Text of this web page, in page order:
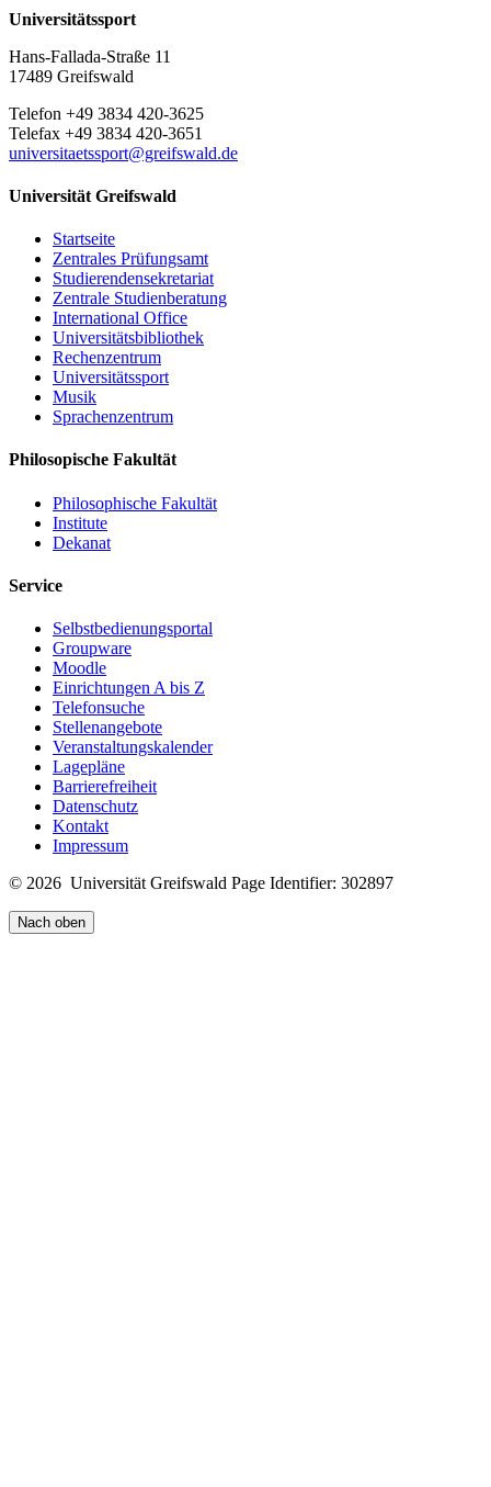
Universitätssport
Hans-Fallada-Straße 11
17489 Greifswald
Telefon +49 3834 420-3625
Telefax +49 3834 420-3651
universitaetssport@greifswald.de
Universität Greifswald
Startseite
Zentrales Prüfungsamt
Studierendensekretariat
Zentrale Studienberatung
International Office
Universitätsbibliothek
Rechenzentrum
Universitätssport
Musik
Sprachenzentrum
Philosopische Fakultät
Philosophische Fakultät
Institute
Dekanat
Service
Selbstbedienungsportal
Groupware
Moodle
Einrichtungen A bis Z
Telefonsuche
Stellenangebote
Veranstaltungskalender
Lagepläne
Barrierefreiheit
Datenschutz
Kontakt
Impressum
© 2026 Universität Greifswald Page Identifier: 302897
Nach oben